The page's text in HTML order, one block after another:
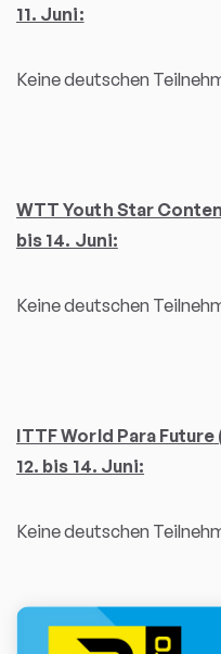
11. Juni:
Keine deutschen
WTT Youth Star
bis 14. Juni:
Keine deutschen
ITTF World Para
12. bis 14. Juni:
Keine deutschen